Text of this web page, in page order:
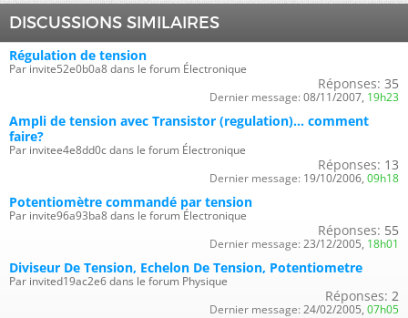
DISCUSSIONS SIMILAIRES
Régulation de tension
Par invite52e0b0a8 dans le forum Électronique
Réponses: 35
Dernier message: 08/11/2007, 19h23
Ampli de tension avec Transistor (regulation)... comment
faire?
Par invitee4e8dd0c dans le forum Électronique
Réponses: 13
Dernier message: 19/10/2006, 09h18
Potentiomètre commandé par tension
Par invite96a93ba8 dans le forum Électronique
Réponses: 55
Dernier message: 23/12/2005, 18h01
Diviseur De Tension, Echelon De Tension, Potentiometre
Par invited19ac2e6 dans le forum Physique
Réponses: 2
Dernier message: 24/02/2005, 07h05